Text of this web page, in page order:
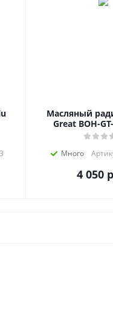
Масляный
Great BOH-
Много
4 050